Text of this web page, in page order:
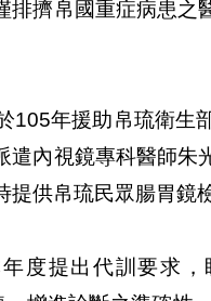
擠帛國重症病患之
105年援助帛琉衛生
內視鏡專科醫師朱
供帛琉民眾腸胃鏡
度提出代訓要求